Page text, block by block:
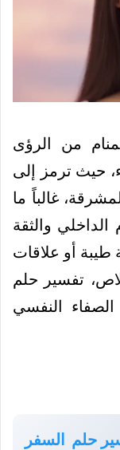
من الرؤى
حيث ترمز إلى
غالباً ما
والثقة
أو علاقات
تفسير حلم
النفسي
حلم السفر